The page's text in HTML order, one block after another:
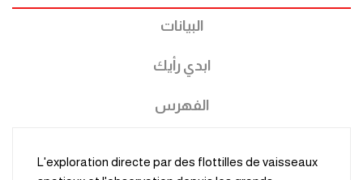
البيانات
ابدي رأيك
الفهرس
L'exploration directe par des flottilles de vaisseaux